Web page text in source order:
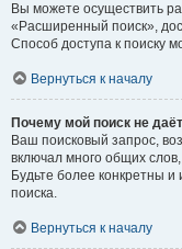
Вы можете осуществить
«Расширенный поиск»,
Способ доступа к поиску
Вернуться к началу
Почему мой поиск не
Ваш поисковый запрос,
включал много общих
Будьте более конкретны
поиска.
Вернуться к началу